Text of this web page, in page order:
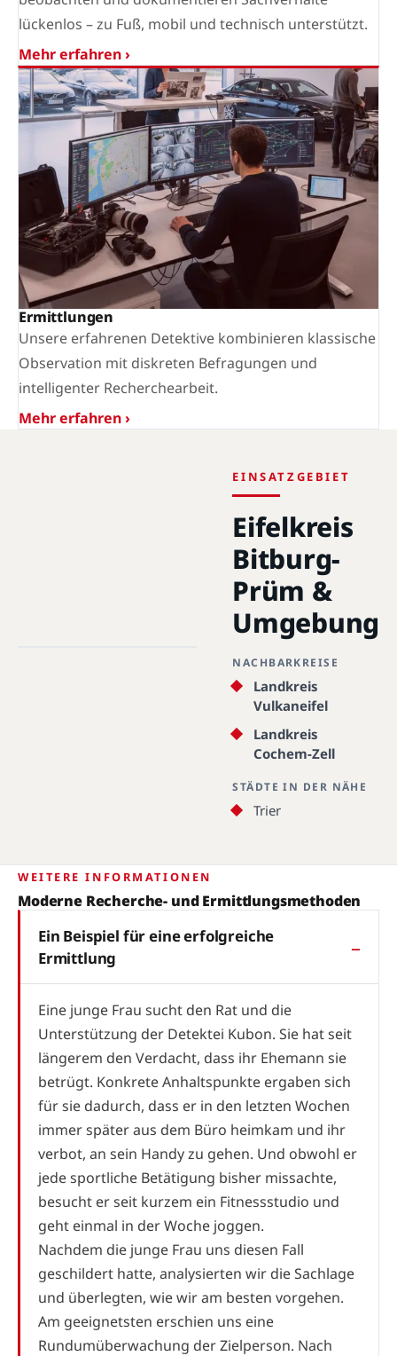
lückenlos – zu Fuß, mobil und technisch unterstützt.
Mehr erfahren ›
Ermittlungen
Unsere erfahrenen Detektive kombinieren klassische
Observation mit diskreten Befragungen und
intelligenter Recherchearbeit.
Mehr erfahren ›
EINSATZGEBIET
Eifelkreis
Bitburg-
Prüm &
Umgebung
NACHBARKREISE
Landkreis
Vulkaneifel
Landkreis
Cochem-Zell
STÄDTE IN DER NÄHE
Trier
WEITERE INFORMATIONEN
Moderne Recherche- und Ermittlungsmethoden
Ein Beispiel für eine erfolgreiche
Ermittlung
Eine junge Frau sucht den Rat und die
Unterstützung der Detektei Kubon. Sie hat seit
längerem den Verdacht, dass ihr Ehemann sie
betrügt. Konkrete Anhaltspunkte ergaben sich
für sie dadurch, dass er in den letzten Wochen
immer später aus dem Büro heimkam und ihr
verbot, an sein Handy zu gehen. Und obwohl er
jede sportliche Betätigung bisher missachte,
besucht er seit kurzem ein Fitnessstudio und
geht einmal in der Woche joggen.
Nachdem die junge Frau uns diesen Fall
geschildert hatte, analysierten wir die Sachlage
und überlegten, wie wir am besten vorgehen.
Am geeignetsten erschien uns eine
Rundumüberwachung der Zielperson. Nach